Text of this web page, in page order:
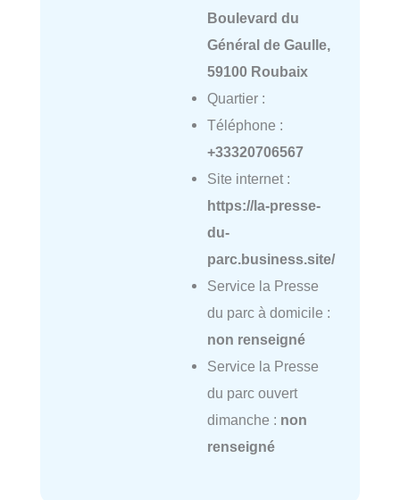
Boulevard du
Général de Gaulle,
59100 Roubaix
Quartier :
Téléphone :
+33320706567
Site internet :
https://la-presse-
du-
parc.business.site/
Service la Presse
du parc à domicile :
non renseigné
Service la Presse
du parc ouvert
dimanche : non
renseigné